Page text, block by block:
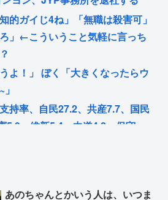
的ガイじ4ね」「無職は殺害可」
ろ」←こういうこと気軽に言っち
よ！」 ぼく「大きくなったらウ
持率、自民27.2、共産7.7、国民
5.9、維新5.4、中道4.2、保守
ん、苦しい胸の内を吐露「ほん
あのちゃんとかいう人は、いつま